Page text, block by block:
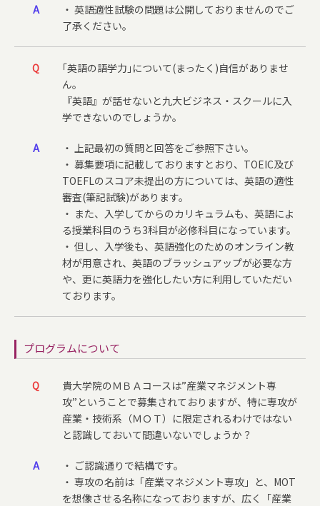
A
・ 英語適性試験の問題は公開しておりませんのでご
了承ください。
Q
｢英語の語学力｣について(まったく)自信がありませ
ん。
『英語』が話せないと九大ビジネス・スクールに入
学できないのでしょうか。
A
・ 上記最初の質問と回答をご参照下さい。
・ 募集要項に記載しておりますとおり、TOEIC及び
TOEFLのスコア未提出の方については、英語の適性
審査(筆記試験)があります。
・ また、入学してからのカリキュラムも、英語によ
る授業科目のうち3科目が必修科目になっています。
・ 但し、入学後も、英語強化のためのオンライン教
材が用意され、英語のブラッシュアップが必要な方
や、更に英語力を強化したい方に利用していただい
ております。
プログラムについて
Q
貴大学院のＭＢＡコースは”産業マネジメント専
攻”ということで募集されておりますが、特に専攻が
産業・技術系（ＭＯＴ）に限定されるわけではない
と認識しておいて間違いないでしょうか？
A
・ ご認識通りで結構です。
・ 専攻の名前は「産業マネジメント専攻」と、MOT
を想像させる名称になっておりますが、広く「産業